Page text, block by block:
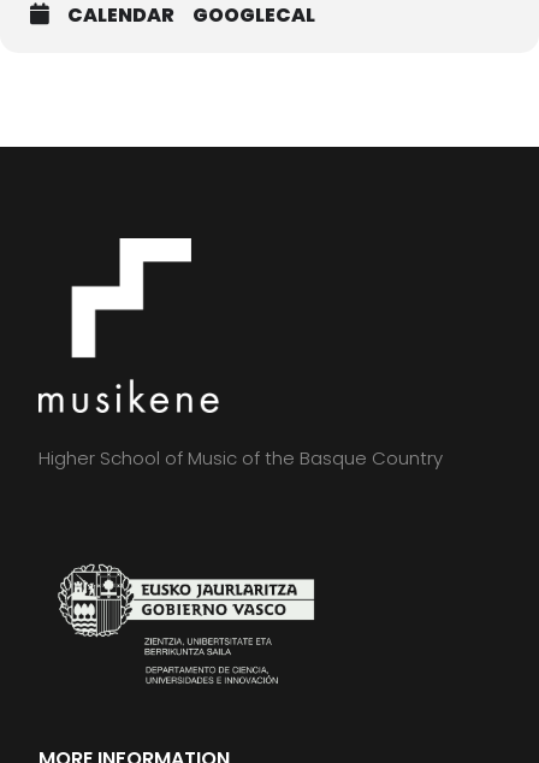
CALENDAR GOOGLECAL
Higher School of Music of the Basque Country